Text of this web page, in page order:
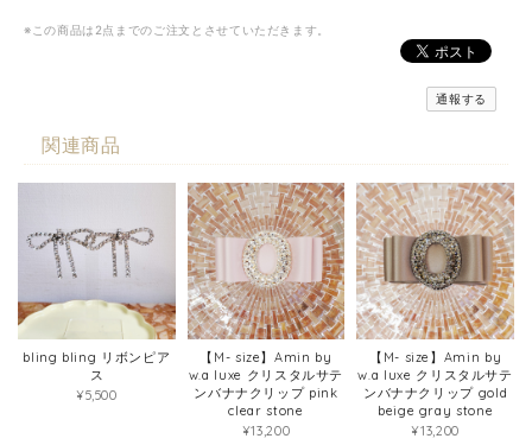
※この商品は2点までのご注文とさせていただきます。
通報する
関連商品
bling bling リボンピア
ス
¥5,500
【M- size】Amin by
w.a luxe クリスタルサテ
ンバナナクリップ pink
clear stone
¥13,200
【M- size】Amin by
w.a luxe クリスタルサテ
ンバナナクリップ gold
beige gray stone
¥13,200